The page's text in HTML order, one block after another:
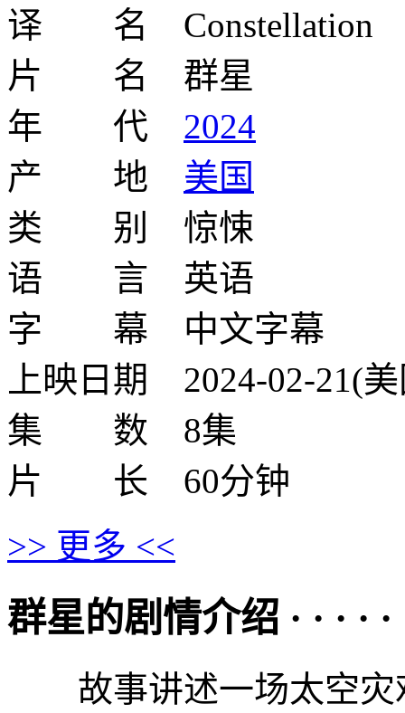
译 名 Constellation
片 名 群星
年 代 2024
产 地 美国
类 别 惊悚
语 言 英语
字 幕 中文字幕
上映日期 2024-02-21(
集 数 8集
片 长 60分钟
>> 更多 <<
群星的剧情介绍 · · · · ·
故事讲述一场太空灾